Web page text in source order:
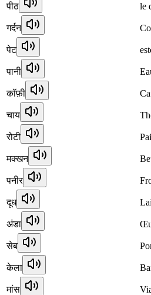
पीठ le
गर्दन
पेट
पानी
कॉफ़ी
चाय
रोटी
मक्खन
पनीर
दूध
अंडा
सेब
केला
मांस